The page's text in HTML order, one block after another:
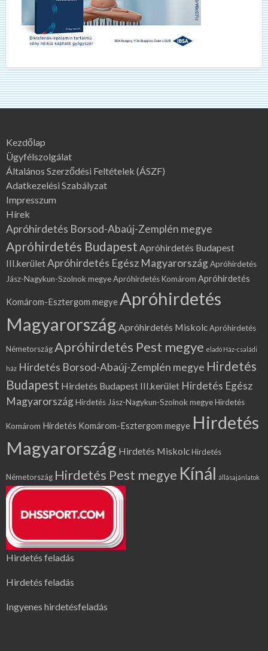
Kezdőlap
Ügyfélszolgálat
Általános Szerződési Feltételek (ÁSZF)
Adatkezelési Szabályzat
Impresszum
Hírek
Apróhirdetés Borsod-Abaúj-Zemplén megye
Apróhirdetés Budapest Apróhirdetés Budapest
III.kerületApróhirdetés Egész MagyarországApróhirdetés
Jász-Nagykun-Szolnok megyeApróhirdetés Komárom Apróhirdetés
Komárom-Esztergom megye Apróhirdetés
Magyarország Apróhirdetés MiskolcApróhirdetés
NémetországApróhirdetés Pest megye eladó Ház-családi
ház Hirdetés Borsod-Abaúj-Zemplén megye Hirdetés
Budapest Hirdetés Budapest III.kerület Hirdetés Egész
MagyarországHirdetés Jász-Nagykun-Szolnok megyeHirdetés
Komárom Hirdetés Komárom-Esztergom megye Hirdetés
Magyarország Hirdetés MiskolcHirdetés
Németország Hirdetés Pest megye Kínál állásajánlatok
Hirdetés feladás
Hirdetés feladás
Ingyenes hirdetésfeladás